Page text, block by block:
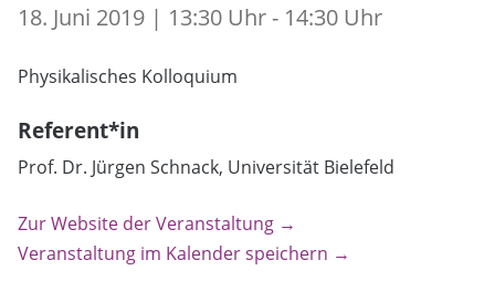
18. Juni 2019 | 13:30 Uhr - 14:30 Uhr
Physikalisches Kolloquium
Referent*in
Prof. Dr. Jürgen Schnack, Universität Bielefeld
Zur Website der Veranstaltung →
Veranstaltung im Kalender speichern →